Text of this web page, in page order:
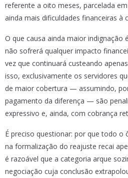
referente a oito meses, parcelada
ainda mais dificuldades financeiras à
O que causa ainda maior indignação
não sofrerá qualquer impacto
vez que continuará custeando
isso, exclusivamente os servidores
de maior cobertura — assumindo,
pagamento da diferença — são
expressivo e, ainda, com cobrança
É preciso questionar: por que todo o
na formalização do reajuste recai
é razoável que a categoria arque
negociação cuja conclusão